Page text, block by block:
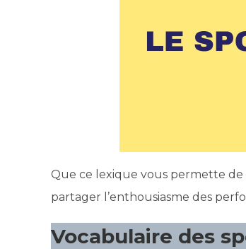
Que ce lexique vous permette de
partager l’enthousiasme des
Vocabulaire des